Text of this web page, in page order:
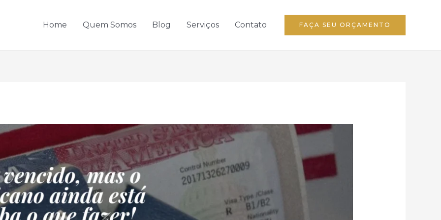
Home Quem Somos Blog Serviços Contato FAÇA SEU ORÇAMENTO